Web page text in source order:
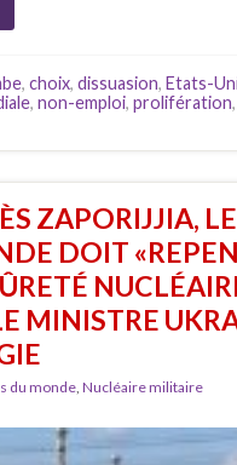
, choix, dissuasion, Etats-
, non-emploi, prolifération,
ZAPORIJJIA, LE
DOIT
MINISTRE
du monde, Nucléaire militaire